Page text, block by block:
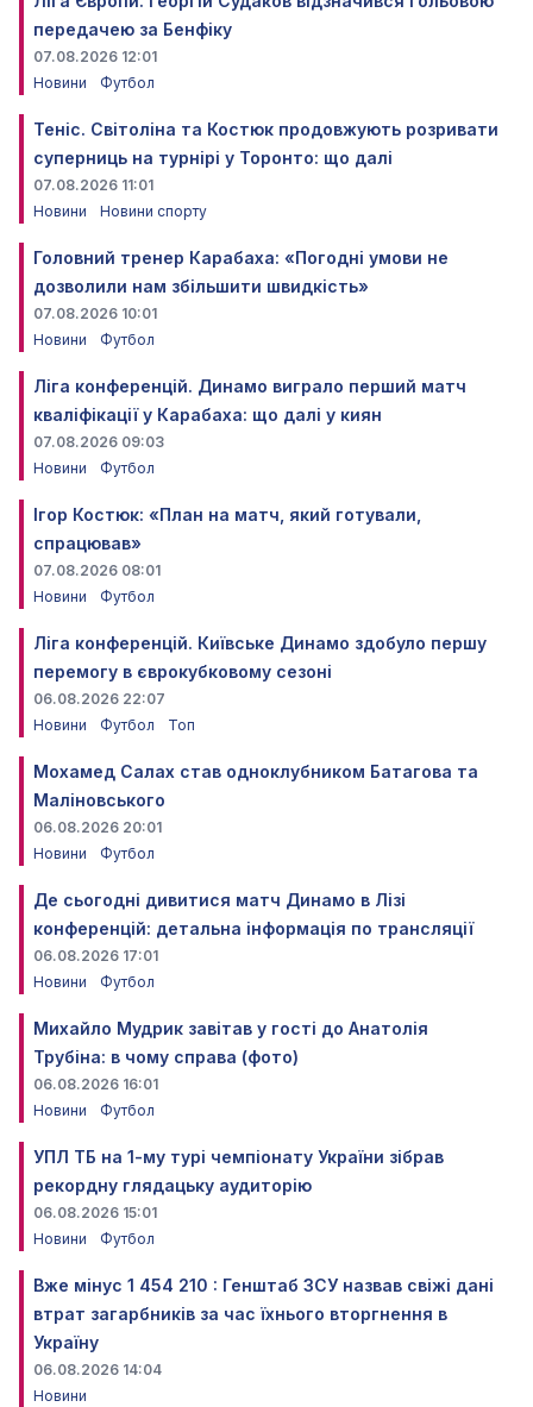
передачею за Бенфіку
07.08.2026 12:01
Новини
Футбол
Теніс. Світоліна та Костюк продовжують розривати
суперниць на турнірі у Торонто: що далі
07.08.2026 11:01
Новини
Новини спорту
Головний тренер Карабаха: «Погодні умови не
дозволили нам збільшити швидкість»
07.08.2026 10:01
Новини
Футбол
Ліга конференцій. Динамо виграло перший матч
кваліфікації у Карабаха: що далі у киян
07.08.2026 09:03
Новини
Футбол
Ігор Костюк: «План на матч, який готували,
спрацював»
07.08.2026 08:01
Новини
Футбол
Ліга конференцій. Київське Динамо здобуло першу
перемогу в єврокубковому сезоні
06.08.2026 22:07
Новини
Футбол Топ
Мохамед Салах став одноклубником Батагова та
Маліновського
06.08.2026 20:01
Новини
Футбол
Де сьогодні дивитися матч Динамо в Лізі
конференцій: детальна інформація по трансляції
06.08.2026 17:01
Новини
Футбол
Михайло Мудрик завітав у гості до Анатолія
Трубіна: в чому справа (фото)
06.08.2026 16:01
Новини
Футбол
УПЛ ТБ на 1-му турі чемпіонату України зібрав
рекордну глядацьку аудиторію
06.08.2026 15:01
Новини
Футбол
Вже мінус 1 454 210 : Генштаб ЗСУ назвав свіжі дані
втрат загарбників за час їхнього вторгнення в
Україну
06.08.2026 14:04
Новини